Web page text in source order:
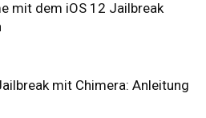
mit dem iOS 12 Jailbreak
mit Chimera: Anleitung